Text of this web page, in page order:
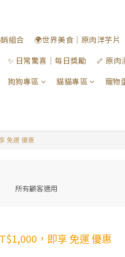
組合
🌍世界美食｜原肉洋芋片
✨ 日常驚喜｜每日獎勵
🦴 原肉
狗狗專區 貓貓專區 寵物
免運 優惠
所有顧客適用
，即享 免運 優惠